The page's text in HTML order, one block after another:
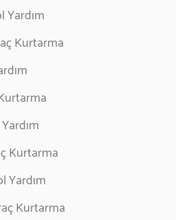
Yardım
Kurtarma
Kurtarma
Yardım
Kurtarma